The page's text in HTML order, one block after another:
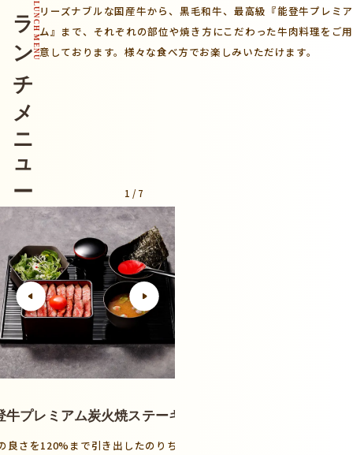
LUNCH MENU
ランチメニュー リーズナブルな国産牛から、黒毛和牛、最高級『能登牛プレミア
ム』まで、 それぞれの部位や焼き方にこだわった牛肉料理をご用
意しております。 様々な食べ方でお楽しみいただけます。
1 / 7
牛プレミアム炭火焼ステーキ重
良さを120%まで引き出したのりちゃん自